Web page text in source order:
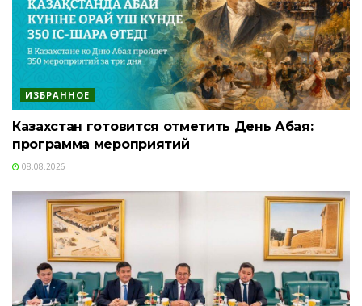
ИЗБРАННОЕ
Казахстан готовится отметить День Абая:
программа мероприятий
08.08.2026